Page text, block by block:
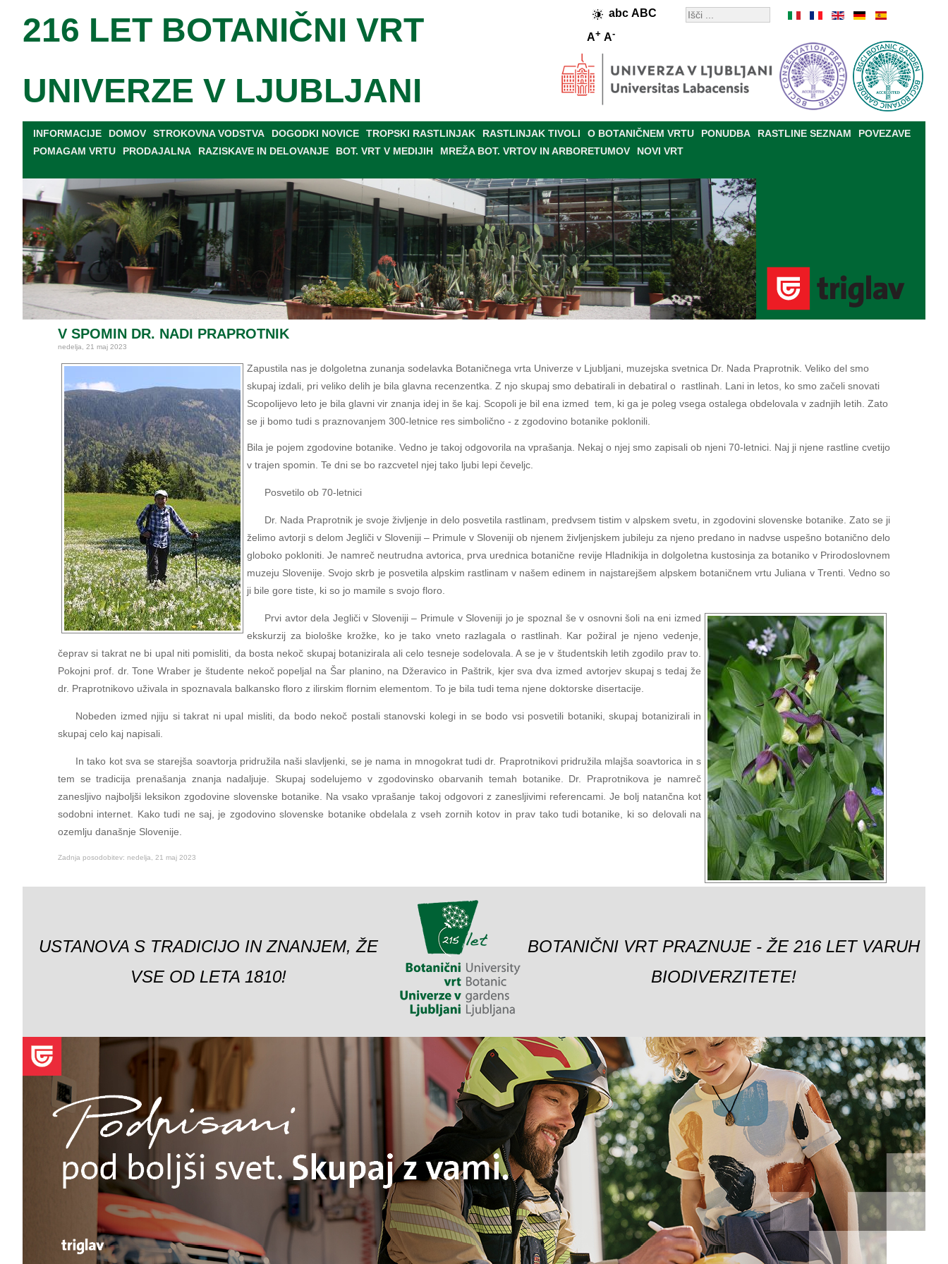
abc ABC
A+ A-
216 LET BOTANIČNI VRT
UNIVERZE V LJUBLJANI
INFORMACIJE DOMOV STROKOVNA VODSTVA DOGODKI NOVICE TROPSKI RASTLINJAK RASTLINJAK TIVOLI O BOTANIČNEM VRTU PONUDBA RASTLINE SEZNAM
POVEZAVE
POMAGAM VRTU
PRODAJALNA RAZISKAVE IN DELOVANJE BOT. VRT V MEDIJIH MREŽA BOT. VRTOV IN ARBORETUMOV NOVI VRT
V SPOMIN DR. NADI PRAPROTNIK
nedelja, 21 maj 2023
Zapustila nas je dolgoletna zunanja sodelavka Botaničnega vrta Univerze v Ljubljani, muzejska svetnica Dr. Nada Praprotnik. Veliko del smo
skupaj izdali, pri veliko delih je bila glavna recenzentka. Z njo skupaj smo debatirali in debatiral o rastlinah. Lani in letos, ko smo začeli snovati
Scopolijevo leto je bila glavni vir znanja idej in še kaj. Scopoli je bil ena izmed tem, ki ga je poleg vsega ostalega obdelovala v zadnjih letih. Zato
se ji bomo tudi s praznovanjem 300-letnice res simbolično - z zgodovino botanike poklonili.
Bila je pojem zgodovine botanike. Vedno je takoj odgovorila na vprašanja. Nekaj o njej smo zapisali ob njeni 70-letnici. Naj ji njene rastline cvetijo
v trajen spomin. Te dni se bo razcvetel njej tako ljubi lepi čeveljc.
Posvetilo ob 70-letnici
Dr. Nada Praprotnik je svoje življenje in delo posvetila rastlinam, predvsem tistim v alpskem svetu, in zgodovini slovenske botanike. Zato se ji
želimo avtorji s delom Jegliči v Sloveniji – Primule v Sloveniji ob njenem življenjskem jubileju za njeno predano in nadvse uspešno botanično delo
globoko pokloniti. Je namreč neutrudna avtorica, prva urednica botanične revije Hladnikija in dolgoletna kustosinja za botaniko v Prirodoslovnem
muzeju Slovenije. Svojo skrb je posvetila alpskim rastlinam v našem edinem in najstarejšem alpskem botaničnem vrtu Juliana v Trenti. Vedno so
ji bile gore tiste, ki so jo mamile s svojo floro.
Prvi avtor dela Jegliči v Sloveniji – Primule v Sloveniji jo je spoznal še v osnovni šoli na eni izmed
ekskurzij za biološke krožke, ko je tako vneto razlagala o rastlinah. Kar požiral je njeno vedenje,
čeprav si takrat ne bi upal niti pomisliti, da bosta nekoč skupaj botanizirala ali celo tesneje sodelovala. A se je v študentskih letih zgodilo prav to.
Pokojni prof. dr. Tone Wraber je študente nekoč popeljal na Šar planino, na Džeravico in Paštrik, kjer sva dva izmed avtorjev skupaj s tedaj že
dr. Praprotnikovo uživala in spoznavala balkansko floro z ilirskim flornim elementom. To je bila tudi tema njene doktorske disertacije.
Nobeden izmed njiju si takrat ni upal misliti, da bodo nekoč postali stanovski kolegi in se bodo vsi posvetili botaniki, skupaj botanizirali in
skupaj celo kaj napisali.
In tako kot sva se starejša soavtorja pridružila naši slavljenki, se je nama in mnogokrat tudi dr. Praprotnikovi pridružila mlajša soavtorica in s
tem se tradicija prenašanja znanja nadaljuje. Skupaj sodelujemo v zgodovinsko obarvanih temah botanike. Dr. Praprotnikova je namreč
zanesljivo najboljši leksikon zgodovine slovenske botanike. Na vsako vprašanje takoj odgovori z zanesljivimi referencami. Je bolj natančna kot
sodobni internet. Kako tudi ne saj, je zgodovino slovenske botanike obdelala z vseh zornih kotov in prav tako tudi botanike, ki so delovali na
ozemlju današnje Slovenije.
Zadnja posodobitev: nedelja, 21 maj 2023
USTANOVA S TRADICIJO IN ZNANJEM, ŽE
VSE OD LETA 1810!
BOTANIČNI VRT PRAZNUJE - ŽE 216 LET VARUH
BIODIVERZITETE!